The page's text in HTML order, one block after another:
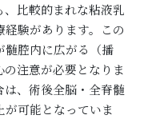
比較的まれな粘液乳
験があります。この
髄腔内に広がる（播
注意が必要となりま
、術後全脳・全脊髄
可能となっていま